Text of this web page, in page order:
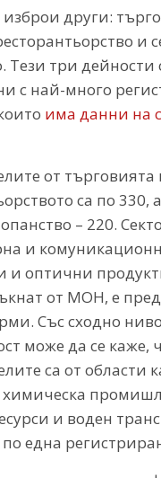
изброи други:
и
Тези три дейности
с най-много
има данни на
от търговията
са по 330,
– 220.
и
и оптични
от МОН, е
Със сходно
може да се каже,
са от области
и воден
по една